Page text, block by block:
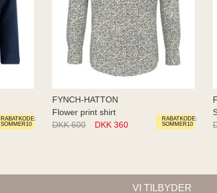
RABATKODE:
SOMMER10
RABATKODE:
SOMMER10
FYNCH-HATTON
Flower print shirt
DKK 600
DKK 360
VI TILBYDER